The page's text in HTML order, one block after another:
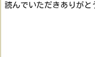
読んでいただきありがと